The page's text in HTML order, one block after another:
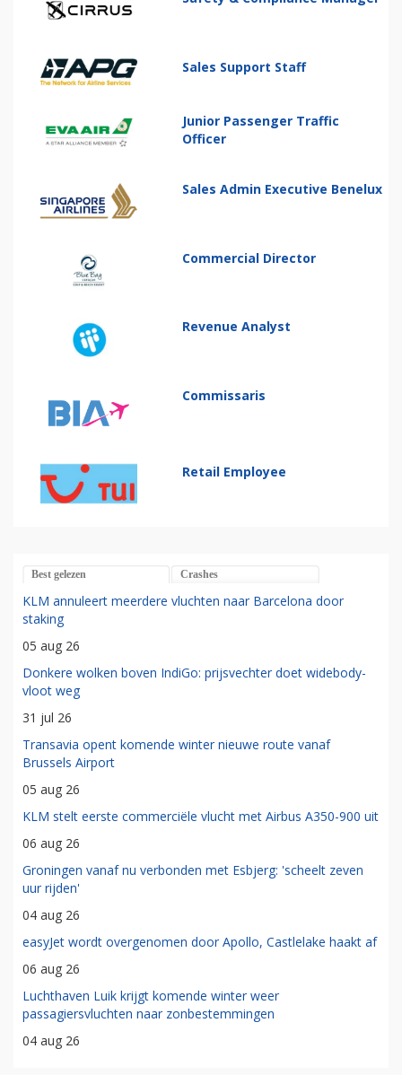
Sales Support Staff
Junior Passenger Traffic
Officer
Sales Admin Executive Benelux
Commercial Director
Revenue Analyst
Commissaris
Retail Employee
Best gelezen Crashes
KLM annuleert meerdere vluchten naar Barcelona door
staking
05 aug 26
Donkere wolken boven IndiGo: prijsvechter doet widebody-
vloot weg
31 jul 26
Transavia opent komende winter nieuwe route vanaf
Brussels Airport
05 aug 26
KLM stelt eerste commerciële vlucht met Airbus A350-900 uit
06 aug 26
Groningen vanaf nu verbonden met Esbjerg: 'scheelt zeven
uur rijden'
04 aug 26
easyJet wordt overgenomen door Apollo, Castlelake haakt af
06 aug 26
Luchthaven Luik krijgt komende winter weer
passagiersvluchten naar zonbestemmingen
04 aug 26